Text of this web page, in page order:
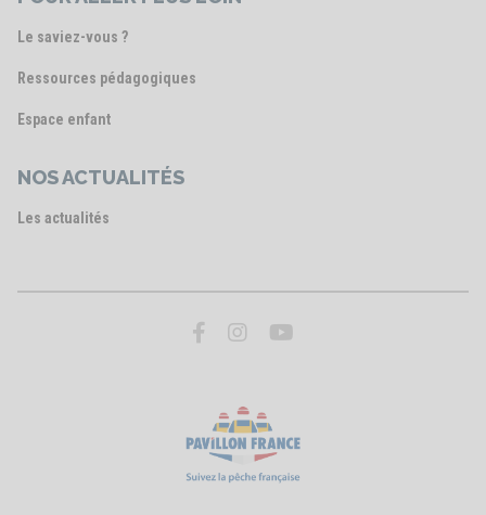
Le saviez-vous ?
Ressources pédagogiques
Espace enfant
NOS ACTUALITÉS
Les actualités